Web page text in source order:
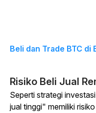
Beli dan Trade BTC di
Risiko Beli Jual
Seperti strategi
jual tinggi" memiliki